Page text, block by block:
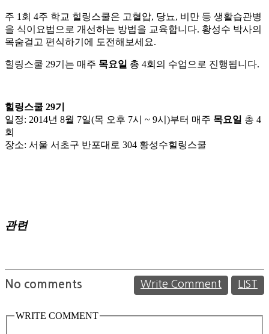
주 1회 4주 학교 힐링스쿨은 고혈압, 당뇨, 비만 등 생활습관병
을 식이요법으로 개선하는 방법을 교육합니다. 황성수 박사의
목숨걸고 편식하기에 도전해보세요.
힐링스쿨 29기는 매주 목요일 총 4회의 수업으로 진행됩니다.
힐링스쿨 29기
일정: 2014년 8월 7일(목 오후 7시 ~ 9시)부터 매주 목요일 총 4
회
장소: 서울 서초구 반포대로 304 황성수힐링스쿨
관련
No comments Write Comment LIST
WRITE COMMENT